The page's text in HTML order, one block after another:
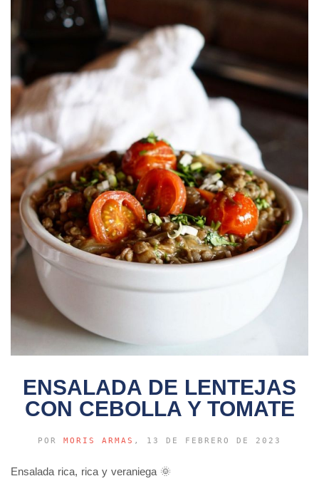
ENSALADA DE LENTEJAS
CON CEBOLLA Y TOMATE
POR MORIS ARMAS , 13 DE FEBRERO DE 2023
Ensalada rica, rica y veraniega 🌞